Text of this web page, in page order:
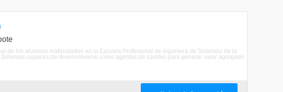
de los alumnos matriculados en la Escuela Profesional de Ingeniera de Sistemas de la
capaces de desenvolverse como agentes de cambio para generar valor agregado